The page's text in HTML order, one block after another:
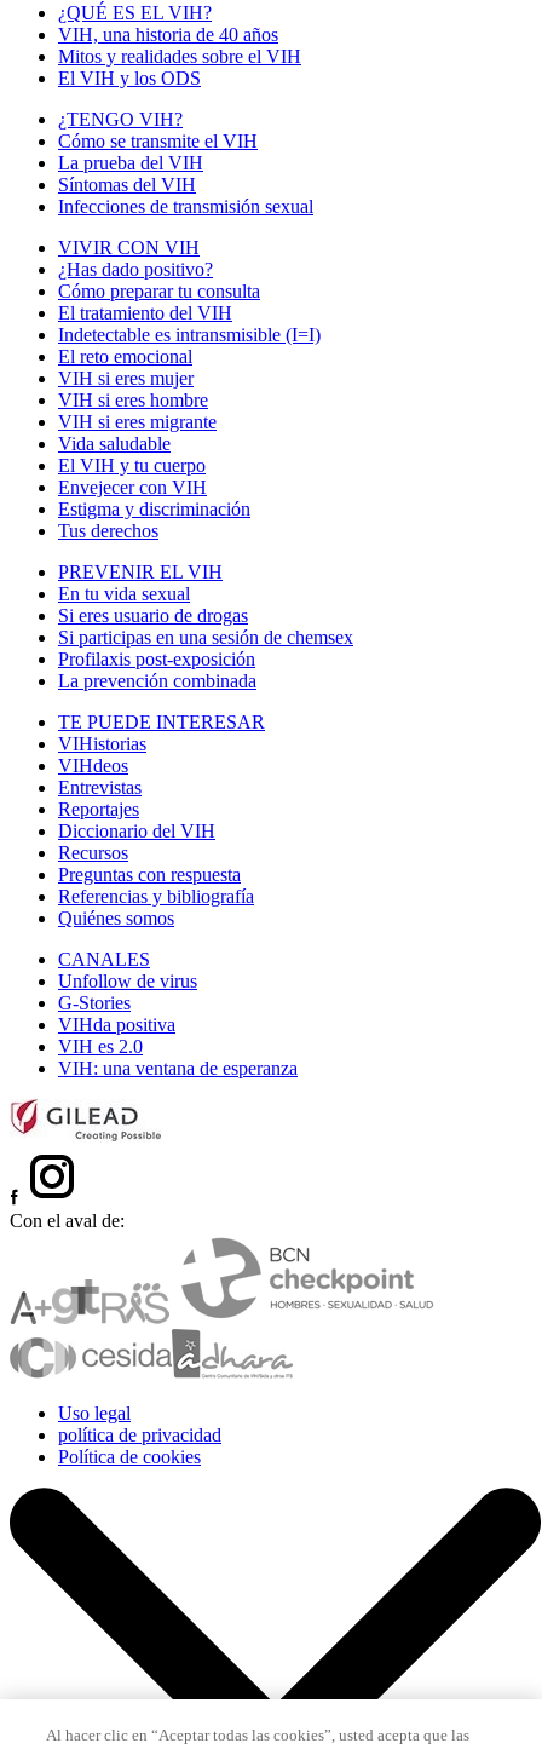
¿QUÉ ES EL VIH?
VIH, una historia de 40 años
Mitos y realidades sobre el VIH
El VIH y los ODS
¿TENGO VIH?
Cómo se transmite el VIH
La prueba del VIH
Síntomas del VIH
Infecciones de transmisión sexual
VIVIR CON VIH
¿Has dado positivo?
Cómo preparar tu consulta
El tratamiento del VIH
Indetectable es intransmisible (I=I)
El reto emocional
VIH si eres mujer
VIH si eres hombre
VIH si eres migrante
Vida saludable
El VIH y tu cuerpo
Envejecer con VIH
Estigma y discriminación
Tus derechos
PREVENIR EL VIH
En tu vida sexual
Si eres usuario de drogas
Si participas en una sesión de chemsex
Profilaxis post-exposición
La prevención combinada
TE PUEDE INTERESAR
VIHistorias
VIHdeos
Entrevistas
Reportajes
Diccionario del VIH
Recursos
Preguntas con respuesta
Referencias y bibliografía
Quiénes somos
CANALES
Unfollow de virus
G-Stories
VIHda positiva
VIH es 2.0
VIH: una ventana de esperanza
Con el aval de:
Uso legal
política de privacidad
Política de cookies
Al hacer clic en “Aceptar todas las cookies”, usted acepta que las